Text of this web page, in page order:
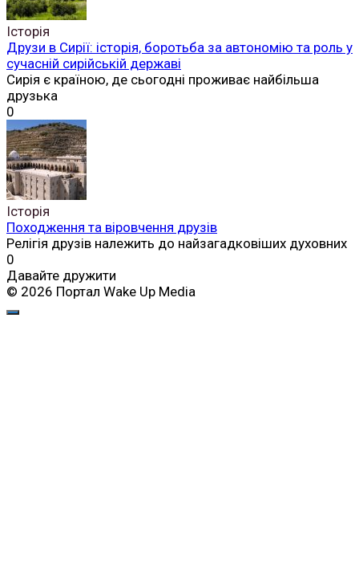
Історія
Друзи в Сирії: історія, боротьба за автономію та роль у
сучасній сирійській державі
Сирія є країною, де сьогодні проживає найбільша
друзька
0
Історія
Походження та віровчення друзів
Релігія друзів належить до найзагадковіших духовних
0
Давайте дружити
© 2026 Портал Wake Up Media